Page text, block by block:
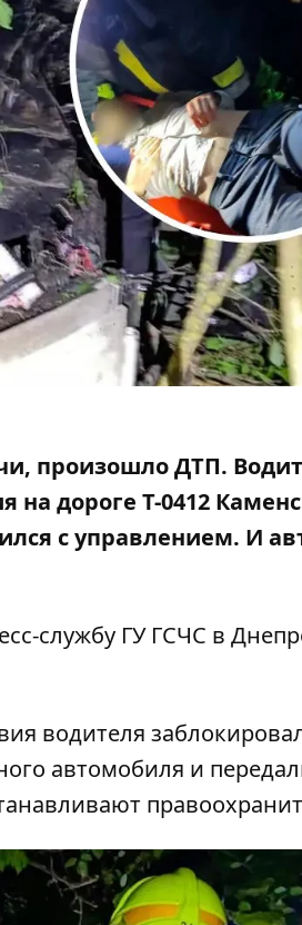
произошло ДТП.
дороге Т-0412
с управлением. И
службу ГУ ГСЧС в
водителя
автомобиля и